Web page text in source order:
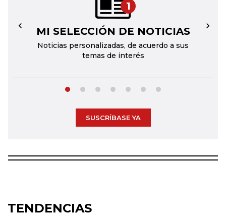
1
MI SELECCIÓN DE NOTICIAS
Noticias personalizadas, de acuerdo a sus
temas de interés
← →
SUSCRÍBASE YA
TENDENCIAS